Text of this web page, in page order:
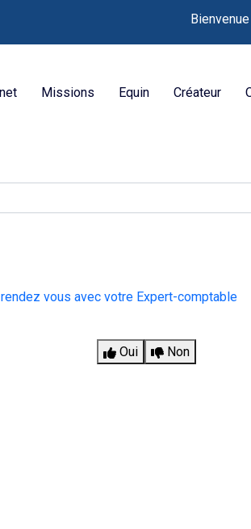
Bienvenue
Missions Equin Créateur
vous avec votre Expert-comptable
Oui Non